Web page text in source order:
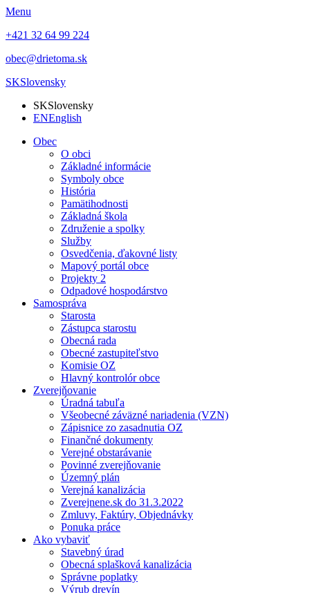
Menu
+421 32 64 99 224
obec@drietoma.sk
SKSlovensky
SKSlovensky
ENEnglish
Obec
O obci
Základné informácie
Symboly obce
História
Pamätihodnosti
Základná škola
Združenie a spolky
Služby
Osvedčenia, ďakovné listy
Mapový portál obce
Projekty 2
Odpadové hospodárstvo
Samospráva
Starosta
Zástupca starostu
Obecná rada
Obecné zastupiteľstvo
Komisie OZ
Hlavný kontrolór obce
Zverejňovanie
Úradná tabuľa
Všeobecné záväzné nariadenia (VZN)
Zápisnice zo zasadnutia OZ
Finančné dokumenty
Verejné obstarávanie
Povinné zverejňovanie
Územný plán
Verejná kanalizácia
Zverejnene.sk do 31.3.2022
Zmluvy, Faktúry, Objednávky
Ponuka práce
Ako vybaviť
Stavebný úrad
Obecná splašková kanalizácia
Správne poplatky
Výrub drevín